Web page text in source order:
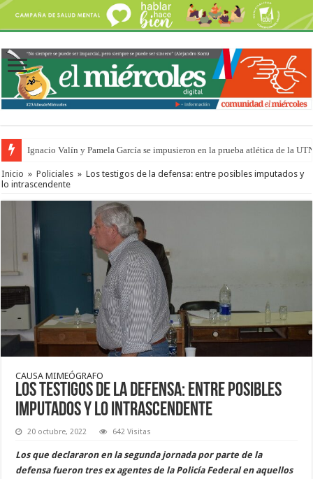
Ignacio Valín y Pamela García se impusieron en la prueba atlética de la
Traigo el litoral en mi canción: 100 años de Aníbal Sampayo
Inicio » Policiales » Los testigos de la defensa: entre posibles imputados y
lo intrascendente
CAUSA MIMEÓGRAFO
Los testigos de la defensa: entre posibles
imputados y lo intrascendente
20 octubre, 2022 642 Visitas
Los que declararon en la segunda jornada por parte de la
defensa fueron tres ex agentes de la Policía Federal en aquellos